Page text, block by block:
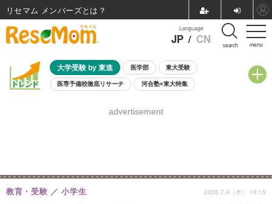
menu
Language
JP / CN search
大学受験 by 東進 医学部 東大受験
医専予備校徹底リサーチ 河合塾×東大特集
8月開催学校説明会・相談会
advertisement
教育・受験 小学生 2026.7.9（木） 18:15
リセマム メンバーズ